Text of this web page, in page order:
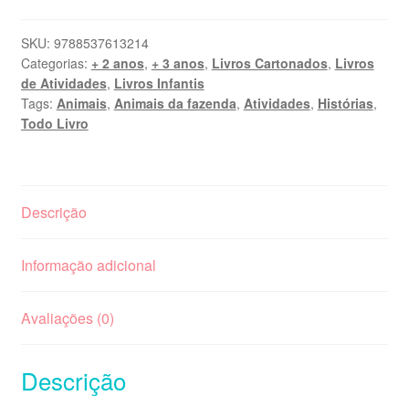
SKU: 9788537613214
Categorias: + 2 anos, + 3 anos, Livros Cartonados, Livros
de Atividades, Livros Infantis
Tags: Animais, Animais da fazenda, Atividades, Histórias,
Todo Livro
Descrição
Informação adicional
Avaliações (0)
Descrição